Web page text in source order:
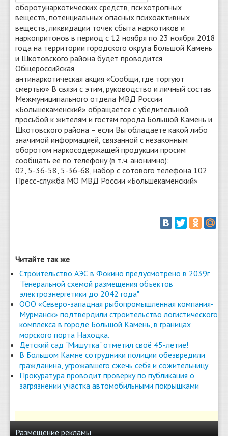
оборотунаркотических средств, психотропных
веществ, потенциальных опасных психоактивных
веществ, ликвидации точек сбыта наркотиков и
наркопритонов в период с 12 ноября по 23 ноября 2018
года на территории городского округа Большой Камень
и Шкотовского района будет проводится
Общероссийская
антинаркотическая акция «Сообщи, где торгуют
смертью» В связи с этим, руководство и личный состав
Межмуниципального отдела МВД России
«Большекаменский» обращается с убедительной
просьбой к жителям и гостям города Большой Камень и
Шкотовского района – если Вы обладаете какой либо
значимой информацией, связанной с незаконным
оборотом наркосодержащей продукции просим
сообщать ее по телефону (в т.ч. анонимно):
02, 5-36-58, 5-36-68, набор с сотового телефона 102
Пресс-служба МО МВД России «Большекаменский»
Читайте так же
Строительство АЭС в Фокино предусмотрено в 2039г
"Генеральной схемой размещения объектов
электроэнергетики до 2042 года"
ООО «Северо-западная рыбопромышленная компания-
Мурманск» подтвердили строительство логистического
комплекса в городе Большой Камень, в границах
морского порта Находка.
Детский сад "Мишутка" отметил своё 45-летие!
В Большом Камне сотрудники полиции обезвредили
гражданина, угрожавшего сжечь себя и сожительницу
Прокуратура проводит проверку по публикация о
загрязнении участка автомобильными покрышками
Размещение рекламы